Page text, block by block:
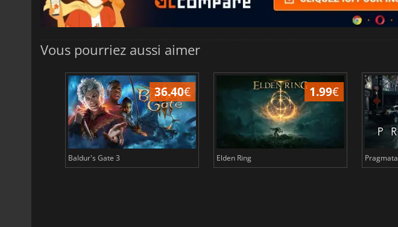
Vous pourriez aussi aimer
36.40€
Baldur's Gate 3
1.99€
Elden Ring Pragmata